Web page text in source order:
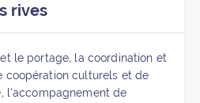
rives
le portage, la coordination et
coopération culturels et de
l’accompagnement de